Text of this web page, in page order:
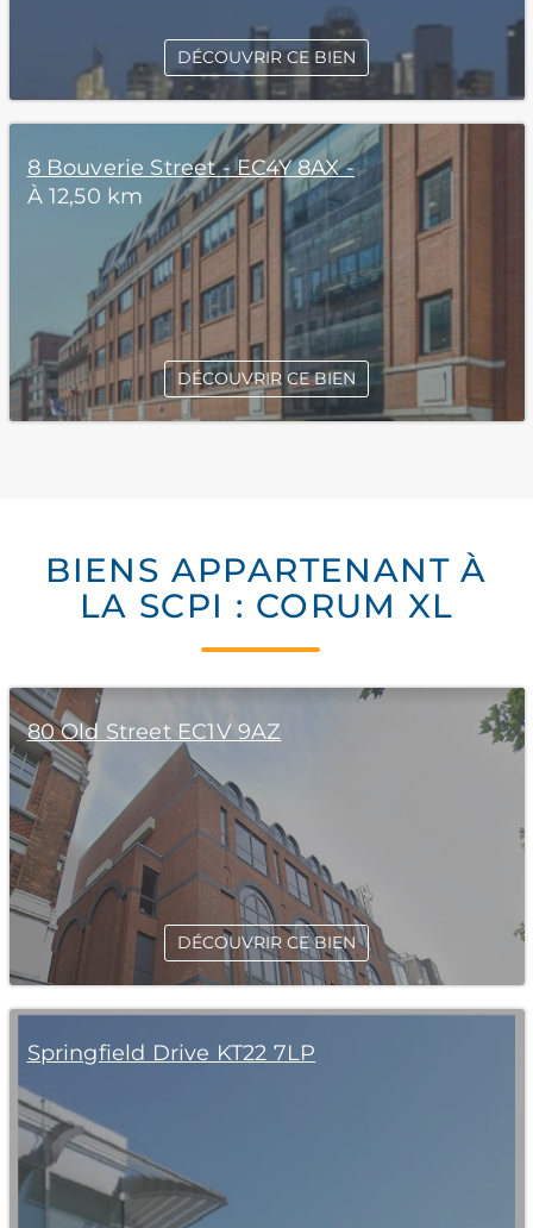
DÉCOUVRIR CE BIEN
8 Bouverie Street - EC4Y 8AX -
À 12,50 km
DÉCOUVRIR CE BIEN
BIENS APPARTENANT À
LA SCPI : CORUM XL
80 Old Street EC1V 9AZ
DÉCOUVRIR CE BIEN
Springfield Drive KT22 7LP